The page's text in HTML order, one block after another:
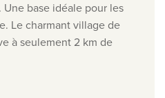
base idéale pour les
Le charmant village de
à seulement 2 km de